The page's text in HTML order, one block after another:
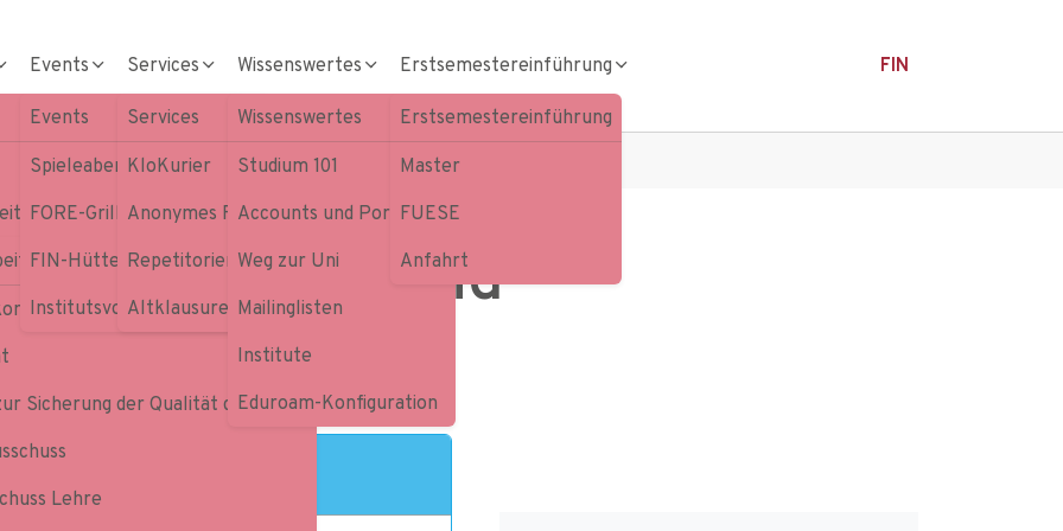
& studentische Vertreter
& studentische Vertreter
Sicherung der Qualität der Lehre
Lehre
Events
Events
Spieleabend
FORE-Grillen
FIN-Hütte
Institutsvorstellungen
Services
Services
KloKurier
Anonymes Feedback
Repetitorien
Altklausuren
Wissenswertes
Wissenswertes
Studium 101
Accounts und Portale
Weg zur Uni
Mailinglisten
Institute
Eduroam-Konfiguration
Erstsemestereinführung
Erstsemestereinführung
Master
FUESE
Anfahrt
FIN
FIN Spieleabend